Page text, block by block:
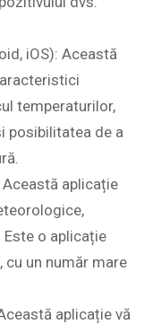
iOS): Această
temperaturilor,
posibilitatea de a
Această aplicație
o aplicație
un număr mare
aplicație vă